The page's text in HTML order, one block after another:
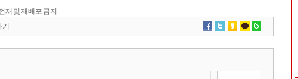
및 재배포 금지